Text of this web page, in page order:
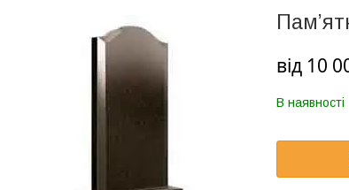
від 10
В наявності